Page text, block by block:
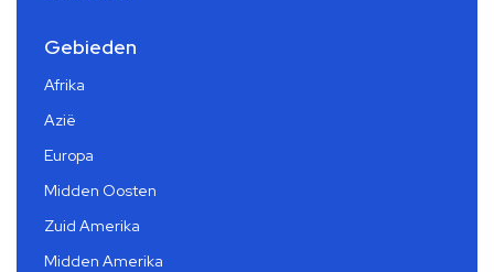
Gebieden
Afrika
Azië
Europa
Midden Oosten
Zuid Amerika
Midden Amerika